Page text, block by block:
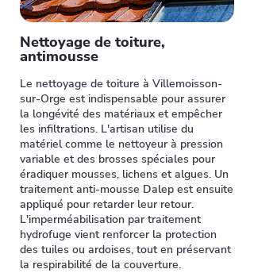
Nettoyage de toiture,
antimousse
Le nettoyage de toiture à Villemoisson-
sur-Orge est indispensable pour assurer
la longévité des matériaux et empêcher
les infiltrations. L'artisan utilise du
matériel comme le nettoyeur à pression
variable et des brosses spéciales pour
éradiquer mousses, lichens et algues. Un
traitement anti-mousse Dalep est ensuite
appliqué pour retarder leur retour.
L'imperméabilisation par traitement
hydrofuge vient renforcer la protection
des tuiles ou ardoises, tout en préservant
la respirabilité de la couverture.